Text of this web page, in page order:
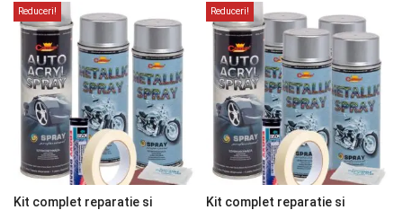
a
fost:
lei201.25.
lei161.00.
a
fost:
lei278.25.
lei222.60.
Reduceri!
Kit complet reparatie si
Reduceri!
Kit complet reparatie si